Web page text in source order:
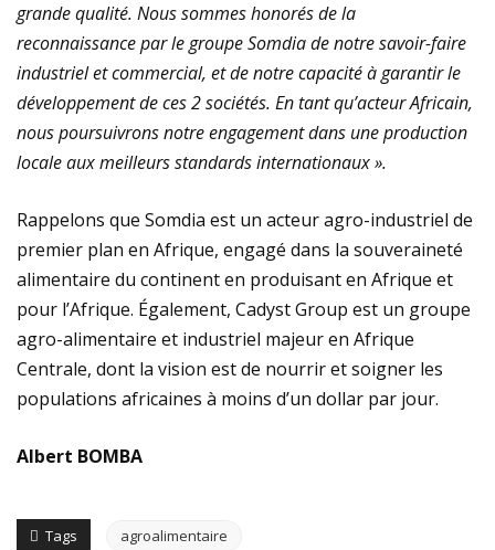
grande qualité. Nous sommes honorés de la
reconnaissance par le groupe Somdia de notre savoir-faire
industriel et commercial, et denotre capacité à garantir le
développement de ces 2 sociétés. En tant qu’acteur Africain,
nous poursuivrons notre engagement dans une production
locale aux meilleurs standards internationaux ».
Rappelons que Somdia est un acteur agro-industriel de
premier plan en Afrique, engagé dans la souveraineté
alimentaire du continent en produisant en Afrique et
pour l’Afrique. Également, Cadyst Group est un groupe
agro-alimentaire et industriel majeur en Afrique
Centrale, dont la vision est de nourrir et soigner les
populations africaines à moins d’un dollar par jour.
Albert BOMBA
Tags agroalimentaire